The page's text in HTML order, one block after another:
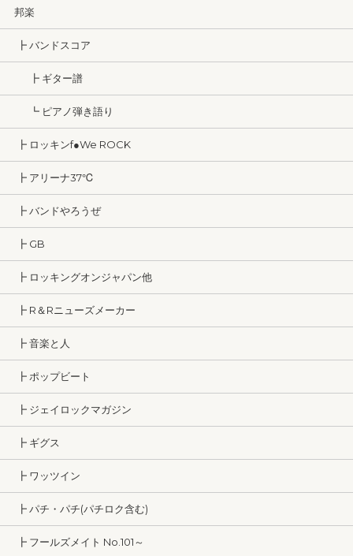
邦楽
┣ バンドスコア
┣ ギター譜
┗ ピアノ弾き語り
┣ ロッキンf●We ROCK
┣ アリーナ37℃
┣ バンドやろうぜ
┣ GB
┣ ロッキングオンジャパン他
┣ R＆Rニューズメーカー
┣ 音楽と人
┣ ポップビート
┣ ジェイロックマガジン
┣ ギグス
┣ ワッツイン
┣ パチ・パチ(パチロク含む)
┣ フールズメイト No.101～